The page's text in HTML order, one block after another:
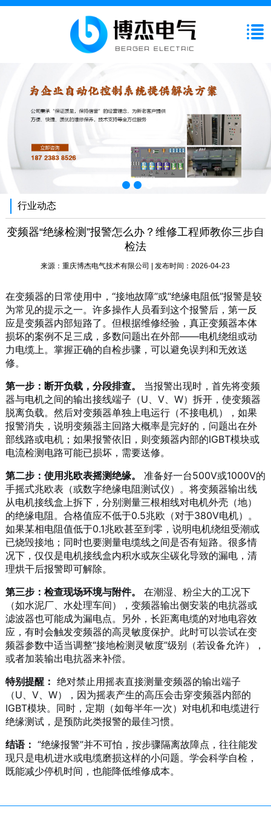
行业动态
变频器“绝缘检测”报警怎么办？维修工程师教你三步自
检法
来源：重庆博杰电气技术有限公司 | 发布时间：2026-04-23
在变频器的日常使用中，“接地故障”或“绝缘电阻低”报警是较
为常见的提示之一。许多操作人员看到这个报警后，第一反
应是变频器内部短路了。但根据维修经验，真正变频器本体
损坏的案例不足三成，多数问题出在外部——电机绕组或动
力电缆上。掌握正确的自检步骤，可以避免误判和无效送
修。
第一步：断开负载，分段排查。
当报警出现时，首先将变频
器与电机之间的输出接线端子（U、V、W）拆开，使变频器
脱离负载。然后对变频器单独上电运行（不接电机），如果
报警消失，说明变频器主回路大概率是完好的，问题出在外
部线路或电机；如果报警依旧，则变频器内部的IGBT模块或
电流检测电路可能已损坏，需要送修。
第二步：使用兆欧表摇测绝缘。
准备好一台500V或1000V的
手摇式兆欧表（或数字绝缘电阻测试仪）。将变频器输出线
从电机接线盒上拆下，分别测量三根相线对电机外壳（地）
的绝缘电阻。合格值应不低于0.5兆欧（对于380V电机）。
如果某相电阻值低于0.1兆欧甚至到零，说明电机绕组受潮或
已烧毁接地；同时也要测量电缆线之间是否有短路。很多情
况下，仅仅是电机接线盒内积水或灰尘碳化导致的漏电，清
理烘干后报警即可解除。
第三步：检查现场环境与附件。
在潮湿、粉尘大的工况下
（如水泥厂、水处理车间），变频器输出侧安装的电抗器或
滤波器也可能成为漏电点。另外，长距离电缆的对地电容效
应，有时会触发变频器的高灵敏度保护。此时可以尝试在变
频器参数中适当调整“接地检测灵敏度”级别（若设备允许），
或者加装输出电抗器来补偿。
特别提醒： 绝对禁止用摇表直接测量变频器的输出端子
（U、V、W），因为摇表产生的高压会击穿变频器内部的
IGBT模块。同时，定期（如每半年一次）对电机和电缆进行
绝缘测试，是预防此类报警的最佳习惯。
结语： “绝缘报警”并不可怕，按步骤隔离故障点，往往能发
现只是电机进水或电缆磨损这样的小问题。学会科学自检，
既能减少停机时间，也能降低维修成本。